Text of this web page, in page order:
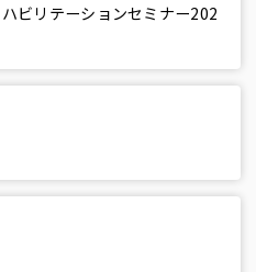
ビリテーションセミナー202